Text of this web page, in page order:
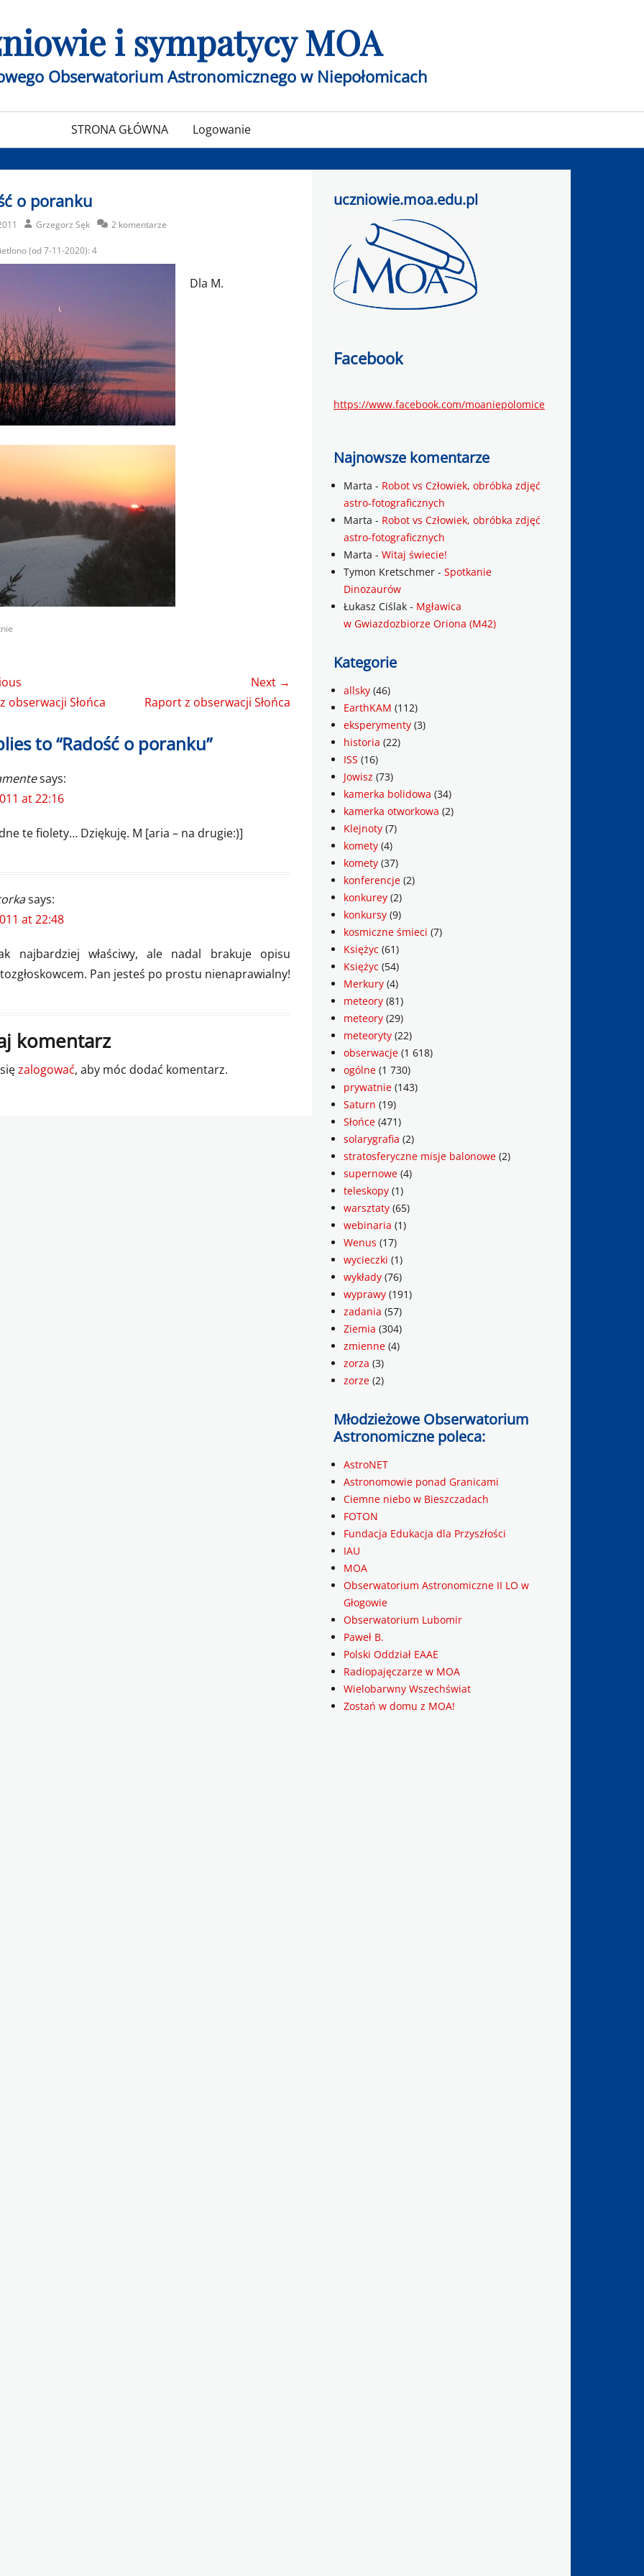
i sympatycy MOA
Obserwatorium Astronomicznego w Niepołomicach
STRONA GŁÓWNA Logowanie
o poranku
Author
Grzegorz Sęk 2 komentarze
(od 7-11-2020): 4
Dla M.
obserwacji Słońca
Next →
NextRaport z obserwacji Słońca
to “Radość o poranku”
says:
at 22:16
te fiolety… Dziękuję. M [aria – na drugie:)]
says:
at 22:48
najbardziej właściwy, ale nadal brakuje opisu
Pan jesteś po prostu nienaprawialny!
komentarz
zalogować, aby móc dodać komentarz.
uczniowie.moa.edu.pl
Facebook
https://www.facebook.com/moaniepolomice
Najnowsze komentarze
Marta - Robot vs Człowiek, obróbka zdjęć
astro-fotograficznych
Marta - Robot vs Człowiek, obróbka zdjęć
astro-fotograficznych
Marta - Witaj świecie!
Tymon Kretschmer - Spotkanie
Dinozaurów
Łukasz Ciślak - Mgławica
w Gwiazdozbiorze Oriona (M42)
Kategorie
allsky (46)
EarthKAM (112)
eksperymenty (3)
historia (22)
ISS (16)
Jowisz (73)
kamerka bolidowa (34)
kamerka otworkowa (2)
Klejnoty (7)
komety (4)
komety (37)
konferencje (2)
konkurey (2)
konkursy (9)
kosmiczne śmieci (7)
Księżyc (61)
Księżyc (54)
Merkury (4)
meteory (81)
meteory (29)
meteoryty (22)
obserwacje (1 618)
ogólne (1 730)
prywatnie (143)
Saturn (19)
Słońce (471)
solarygrafia (2)
stratosferyczne misje balonowe (2)
supernowe (4)
teleskopy (1)
warsztaty (65)
webinaria (1)
Wenus (17)
wycieczki (1)
wykłady (76)
wyprawy (191)
zadania (57)
Ziemia (304)
zmienne (4)
zorza (3)
zorze (2)
Młodzieżowe Obserwatorium
Astronomiczne poleca:
AstroNET
Astronomowie ponad Granicami
Ciemne niebo w Bieszczadach
FOTON
Fundacja Edukacja dla Przyszłości
IAU
MOA
Obserwatorium Astronomiczne II LO w
Głogowie
Obserwatorium Lubomir
Paweł B.
Polski Oddział EAAE
Radiopajęczarze w MOA
Wielobarwny Wszechświat
Zostań w domu z MOA!